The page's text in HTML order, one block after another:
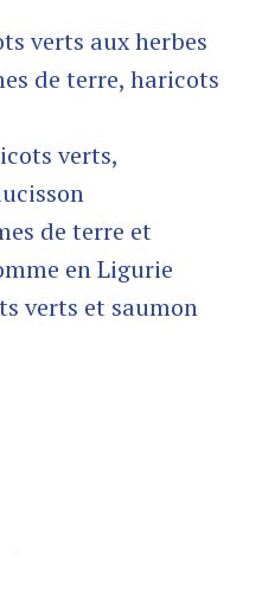
verts aux herbes
de terre, haricots
verts,
de terre et
en Ligurie
verts et saumon